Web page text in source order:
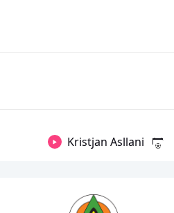
Kristjan Asllani